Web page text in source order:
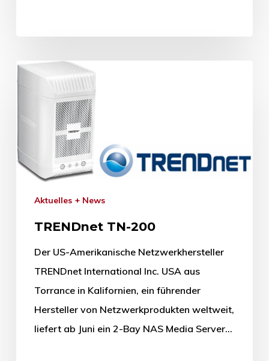
Aktuelles + News
TRENDnet TN-200
Der US-Amerikanische Netzwerkhersteller
TRENDnet International Inc. USA aus
Torrance in Kalifornien, ein führender
Hersteller von Netzwerkprodukten weltweit,
liefert ab Juni ein 2-Bay NAS Media Server…